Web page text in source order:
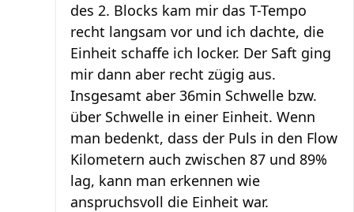
des 2. Blocks kam mir das T-Tempo
recht langsam vor und ich dachte, die
Einheit schaffe ich locker. Der Saft ging
mir dann aber recht zügig aus.
Insgesamt aber 36min Schwelle bzw.
über Schwelle in einer Einheit. Wenn
man bedenkt, dass der Puls in den Flow
Kilometern auch zwischen 87 und 89%
lag, kann man erkennen wie
anspruchsvoll die Einheit war.